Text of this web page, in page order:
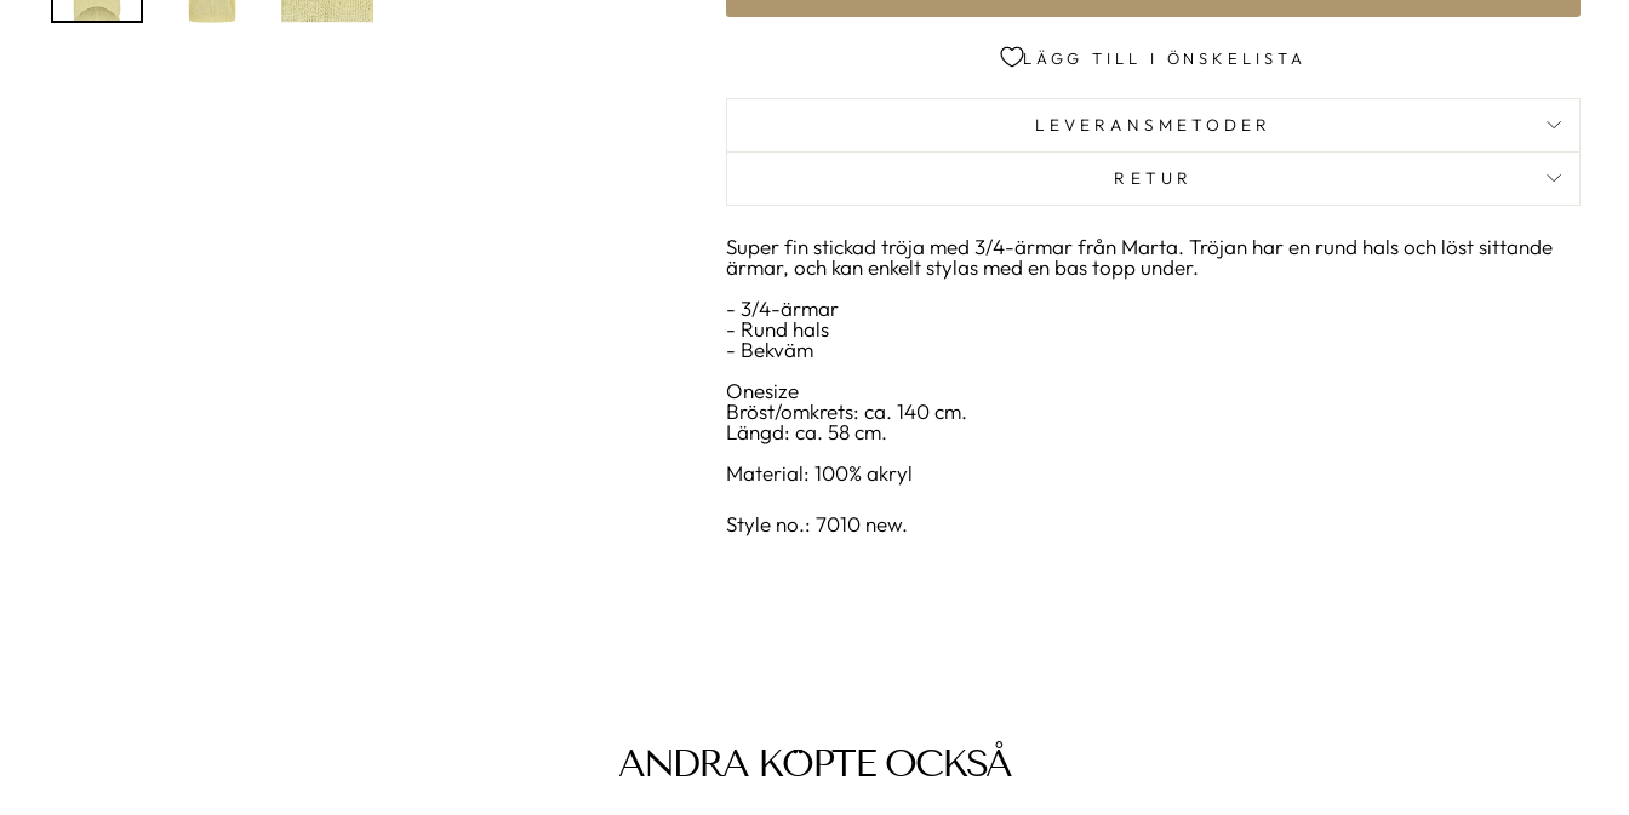
LÄGG TILL I ÖNSKELISTA
LEVERANSMETODER
RETUR
Super fin stickad tröja med 3/4-ärmar från Marta. Tröjan har en rund hals och löst sittande
ärmar, och kan enkelt stylas med en bas topp under.
- 3/4-ärmar
- Rund hals
- Bekväm
Onesize
Bröst/omkrets: ca. 140 cm.
Längd: ca. 58 cm.
Material: 100% akryl
Style no.: 7010 new.
ANDRA KÖPTE OCKSÅ